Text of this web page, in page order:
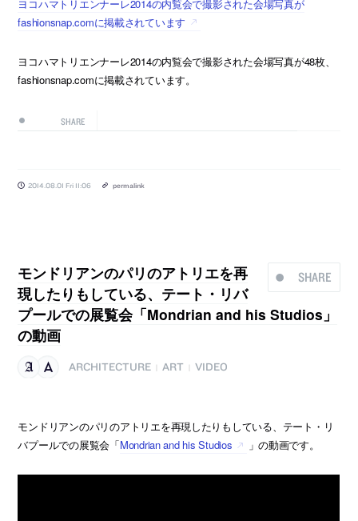
ヨコハマトリエンナーレ2014の内覧会で撮影された会場写真が
fashionsnap.comに掲載されています
ヨコハマトリエンナーレ2014の内覧会で撮影された会場写真が48枚、
fashionsnap.comに掲載されています。
SHARE
2014.08.01 Fri 11:06 permalink
SHARE
モンドリアンのパリのアトリエを再
現したりもしている、テート・リバ
プールでの展覧会「Mondrian and his Studios」
の動画
ARCHITECTURE ART VIDEO
モンドリアンのパリのアトリエを再現したりもしている、テート・リ
バプールでの展覧会「Mondrian and his Studios 」の動画です。